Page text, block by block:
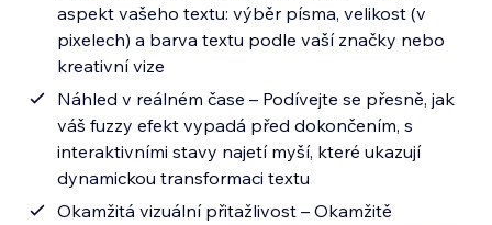
aspekt vašeho textu: výběr písma, velikost (v
pixelech) a barva textu podle vaší značky nebo
kreativní vize
Náhled v reálném čase – Podívejte se přesně, jak
váš fuzzy efekt vypadá před dokončením, s
interaktivními stavy najetí myší, které ukazují
dynamickou transformaci textu
Okamžitá vizuální přitažlivost – Okamžitě